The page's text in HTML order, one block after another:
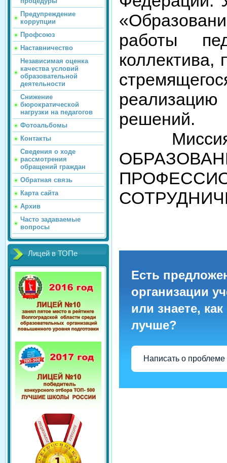
Предупреждение
коррупции
Профсоюз
Наставничество
Независимая оценка
качества условий
образовательной
деятельности
Снижение
бюрократической
нагрузки на педагогов
Фотоальбомы
Контакты
Сведения о ходе
рассмотрения
обращений граждан
Обратная связь
Карта сайта
Архив
Часто задаваемые
вопросы
Лицей в ТОПе
работы
коллектива,
решений.
Миссия
Есть
организации
или знаете,
лучше?
Написать о проблеме